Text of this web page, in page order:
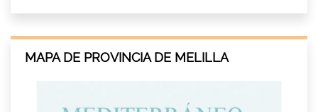
MAPA DE PROVINCIA DE MELILLA